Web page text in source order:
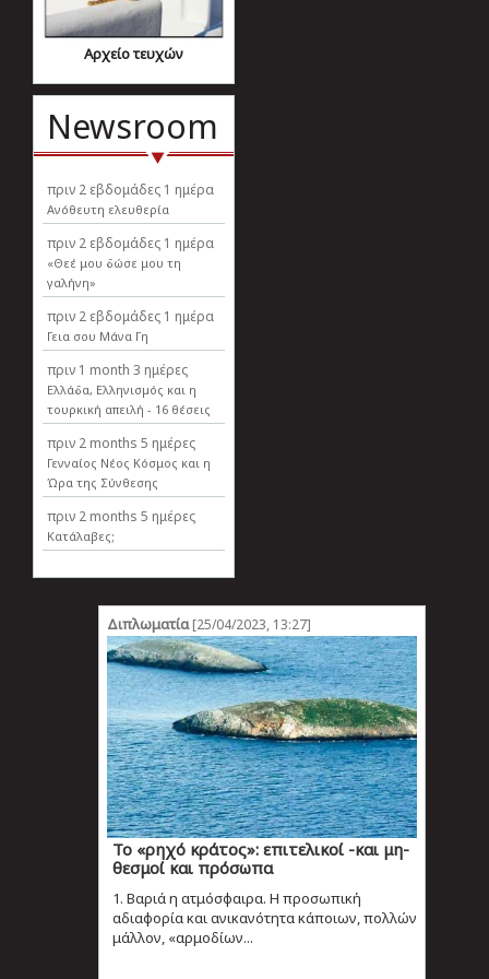
Αρχείο τευχών
Newsroom
πριν 2 εβδομάδες 1 ημέρα
Ανόθευτη ελευθερία
πριν 2 εβδομάδες 1 ημέρα
«Θεέ μου δώσε μου τη
γαλήνη»
πριν 2 εβδομάδες 1 ημέρα
Γεια σου Μάνα Γη
πριν 1 month 3 ημέρες
Ελλάδα, Ελληνισµός και η
τουρκική απειλή - 16 θέσεις
πριν 2 months 5 ημέρες
Γενναίος Νέος Κόσμος και η
Ώρα της Σύνθεσης
πριν 2 months 5 ημέρες
Κατάλαβες;
Διπλωματία[25/04/2023, 13:27]
Το «ρηχό κράτος»: επιτελικοί -και μη-
θεσμοί και πρόσωπα
1. Βαριά η ατμόσφαιρα. Η προσωπική
αδιαφορία και ανικανότητα κάποιων, πολλών
μάλλον, «αρμοδίων...